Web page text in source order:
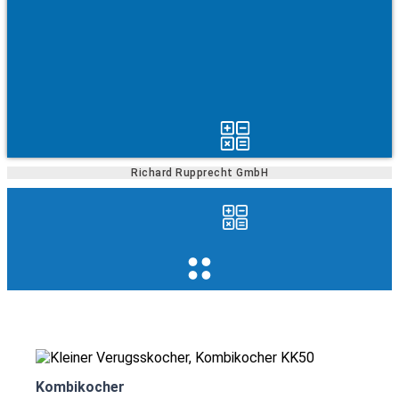
Richard Rupprecht GmbH
Kombikocher